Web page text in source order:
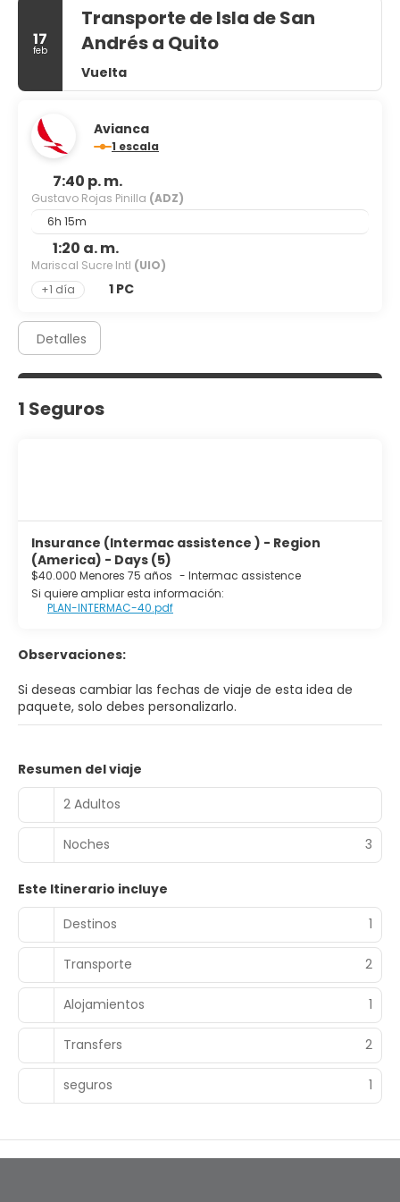
Tendrás tintorería, un servicio de recepción las 24 horas y
consigna de equipaje a tu disposición.
17
feb
Transporte de Isla de San
Andrés a Quito
Vuelta
Avianca
1 escala
7:40 p. m.
Gustavo Rojas Pinilla (ADZ)
6h 15m
1:20 a. m.
Mariscal Sucre Intl (UIO)
+1 día
1 PC
Detalles
1 Seguros
Insurance (Intermac assistence ) - Region
(America) - Days (5)
$40.000 Menores 75 años - Intermac assistence
Si quiere ampliar esta información:
PLAN-INTERMAC-40.pdf
Observaciones:
Si deseas cambiar las fechas de viaje de esta idea de
paquete, solo debes personalizarlo.
Resumen del viaje
2 Adultos
Noches 3
Este Itinerario incluye
Destinos
1
Transporte 2
Alojamientos 1
Transfers 2
seguros 1